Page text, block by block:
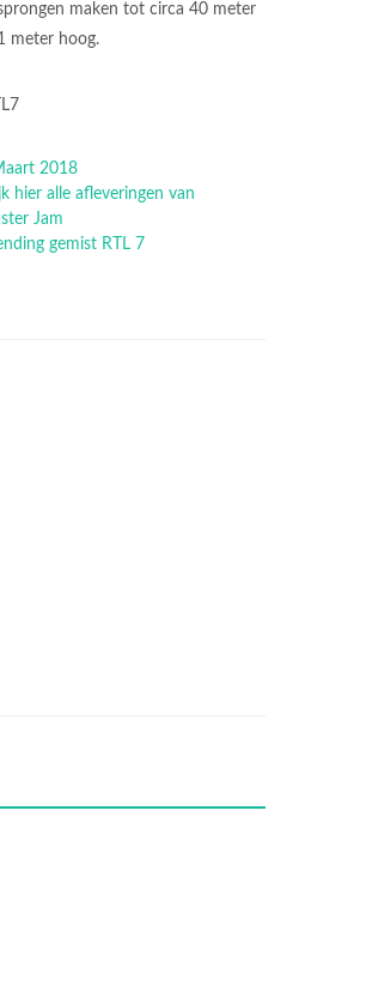
maken tot circa 40 meter
meter hoog.
2018
hier alle afleveringen van
Jam
gemist RTL 7